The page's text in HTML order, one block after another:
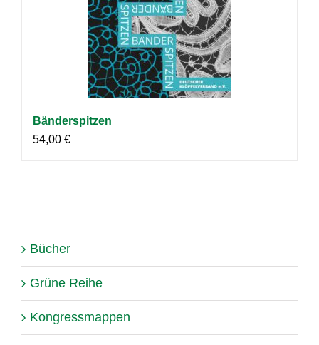
Bänderspitzen
54,00 €
Bücher
Grüne Reihe
Kongressmappen